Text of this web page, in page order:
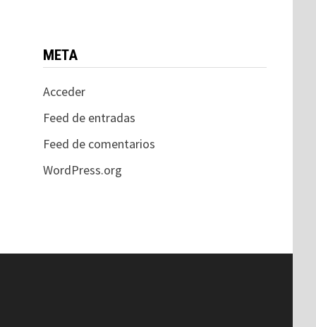
META
Acceder
Feed de entradas
Feed de comentarios
WordPress.org